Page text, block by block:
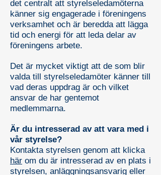
det centralt att styrelseledamöterna
känner sig engagerade i föreningens
verksamhet och är beredda att lägga
tid och energi för att leda delar av
föreningens arbete.
Det är mycket viktigt att de som blir
valda till styrelseledamöter känner till
vad deras uppdrag är och vilket
ansvar de har gentemot
medlemmarna.
Är du intresserad av att vara med i
vår styrelse?
Kontakta styrelsen genom att klicka
här om du är intresserad av en plats i
styrelsen, anläggningsansvarig eller